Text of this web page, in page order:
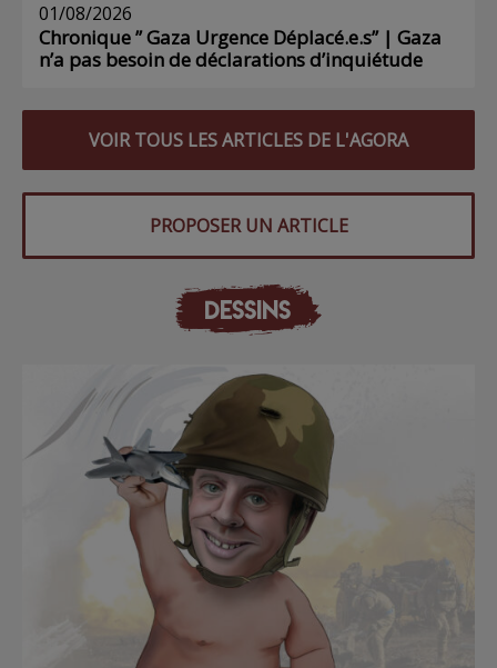
01/08/2026
Chronique ” Gaza Urgence Déplacé.e.s” | Gaza
n’a pas besoin de déclarations d’inquiétude
VOIR TOUS LES ARTICLES DE L'AGORA
PROPOSER UN ARTICLE
DESSINS